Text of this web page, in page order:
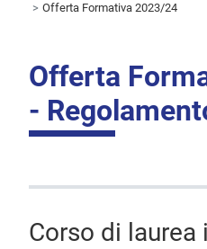
Offerta Formativa 2023/24
Offerta
-
Corso di laurea